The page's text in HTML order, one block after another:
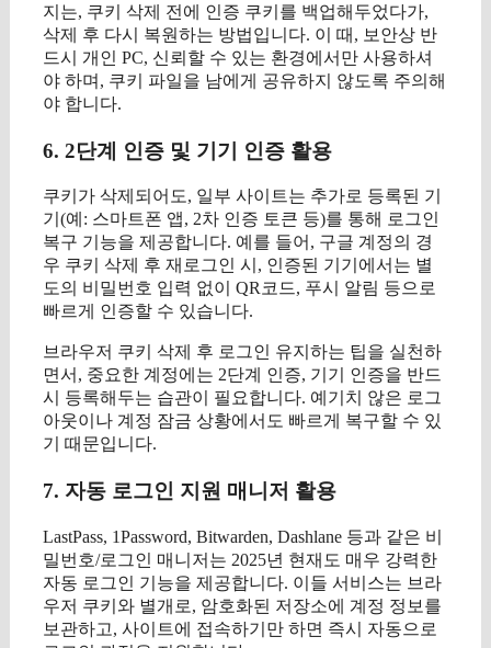
지는, 쿠키 삭제 전에 인증 쿠키를 백업해두었다가,
삭제 후 다시 복원하는 방법입니다. 이 때, 보안상 반
드시 개인 PC, 신뢰할 수 있는 환경에서만 사용하셔
야 하며, 쿠키 파일을 남에게 공유하지 않도록 주의해
야 합니다.
6. 2단계 인증 및 기기 인증 활용
쿠키가 삭제되어도, 일부 사이트는 추가로 등록된 기
기(예: 스마트폰 앱, 2차 인증 토큰 등)를 통해 로그인
복구 기능을 제공합니다. 예를 들어, 구글 계정의 경
우 쿠키 삭제 후 재로그인 시, 인증된 기기에서는 별
도의 비밀번호 입력 없이 QR코드, 푸시 알림 등으로
빠르게 인증할 수 있습니다.
브라우저 쿠키 삭제 후 로그인 유지하는 팁을 실천하
면서, 중요한 계정에는 2단계 인증, 기기 인증을 반드
시 등록해두는 습관이 필요합니다. 예기치 않은 로그
아웃이나 계정 잠금 상황에서도 빠르게 복구할 수 있
기 때문입니다.
7. 자동 로그인 지원 매니저 활용
LastPass, 1Password, Bitwarden, Dashlane 등과 같은 비
밀번호/로그인 매니저는 2025년 현재도 매우 강력한
자동 로그인 기능을 제공합니다. 이들 서비스는 브라
우저 쿠키와 별개로, 암호화된 저장소에 계정 정보를
보관하고, 사이트에 접속하기만 하면 즉시 자동으로